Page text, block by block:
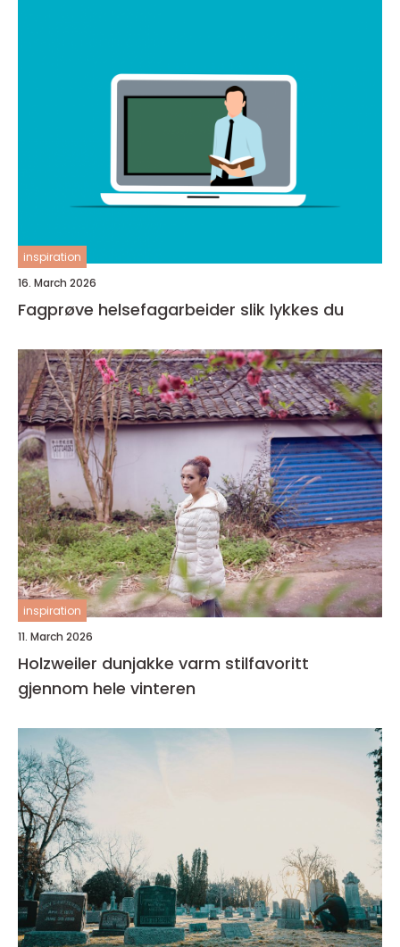
inspiration
16. March 2026
Fagprøve helsefagarbeider slik lykkes du
inspiration
11. March 2026
Holzweiler dunjakke varm stilfavoritt
gjennom hele vinteren